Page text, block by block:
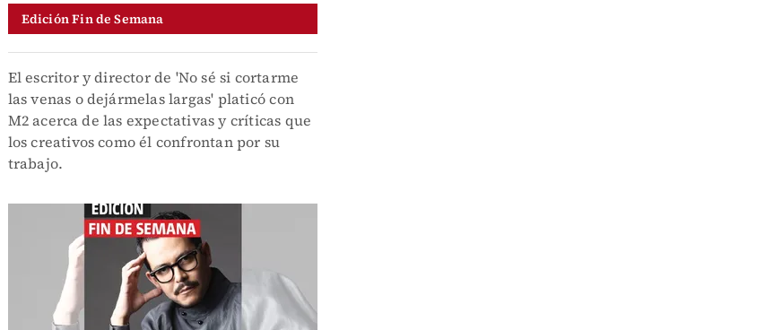
Edición Fin de Semana
El escritor y director de 'No sé si cortarme
las venas o dejármelas largas' platicó con
M2 acerca de las expectativas y críticas que
los creativos como él confrontan por su
trabajo.